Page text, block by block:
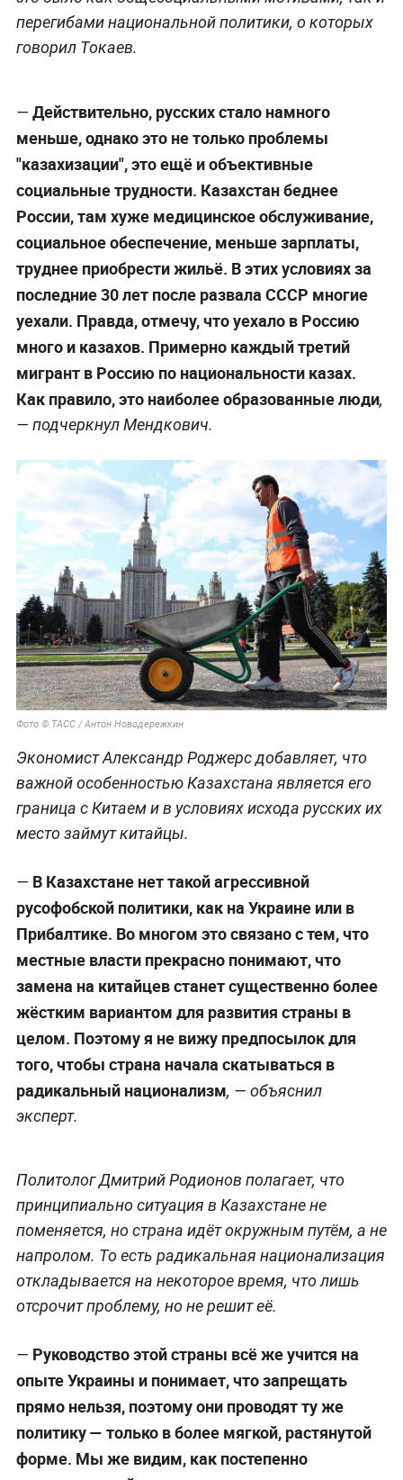
естественных и технических наук будет вестись
на русском. Преподавать его будут с первого
отказаться от термина "диаспора" и иной
дискриминационной риторики , — отметил
эксперт.
Вместе с тем за последние годы количество
русских в Казахстане сократилось. И вызвано
это было как общесоциальными мотивами, так и
перегибами национальной политики, о которых
говорил Токаев.
—Действительно, русских стало намного
меньше, однако это не только проблемы
"казахизации", это ещё и объективные
социальные трудности. Казахстан беднее
России, там хуже медицинское обслуживание,
социальное обеспечение, меньше зарплаты,
труднее приобрести жильё. В этих условиях за
последние 30 лет после развала СССР многие
много и казахов. Примерно каждый третий
мигрант в Россию по национальности казах.
Как правило, это наиболее образованные люди
— подчеркнул Мендкович.
Фото © ТАСС / Антон Новодережкин
Экономист Александр Роджерс добавляет, что
граница с Китаем и в условиях исхода русских их
место займут китайцы.
—В Казахстане нет такой агрессивной
русофобской политики, как на Украине или в
Прибалтике. Во многом это связано с тем, что